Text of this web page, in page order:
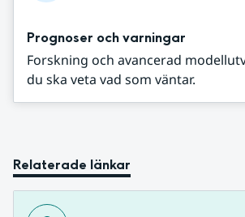
Prognoser och varningar
Forskning och avancerad
du ska veta vad som väntar.
Relaterade länkar